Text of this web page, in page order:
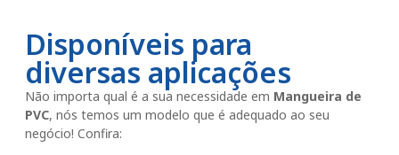
Disponíveis para
diversas aplicações
Não importa qual é a sua necessidade em Mangueira de
PVC, nós temos um modelo que é adequado ao seu
negócio! Confira: